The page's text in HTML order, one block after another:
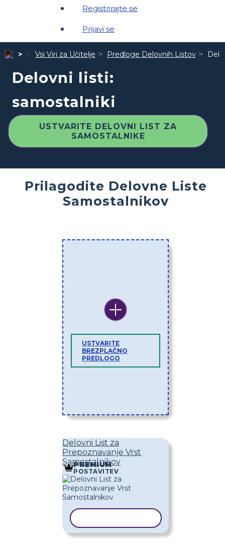
Registrirajte se
Prijavi se
Vsi Viri za Učitelje Predloge Delovnih Listov
Delovni listi:
samostalniki
USTVARITE DELOVNI LIST ZA
SAMOSTALNIKE
Prilagodite Delovne Liste
Samostalnikov
USTVARITE
BREZPLAČNO
PREDLOGO
Delovni List za
Prepoznavanje Vrst
Samostalnikov
PREMIUM
POSTAVITEV